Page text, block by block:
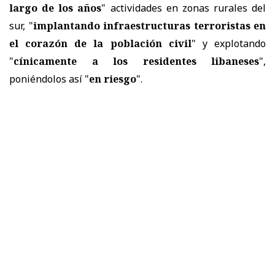
largo de los años" actividades en zonas rurales del
sur, "implantando infraestructuras terroristas en
el corazón de la población civil" y explotando
"cínicamente a los residentes libaneses",
poniéndolos así "en riesgo".